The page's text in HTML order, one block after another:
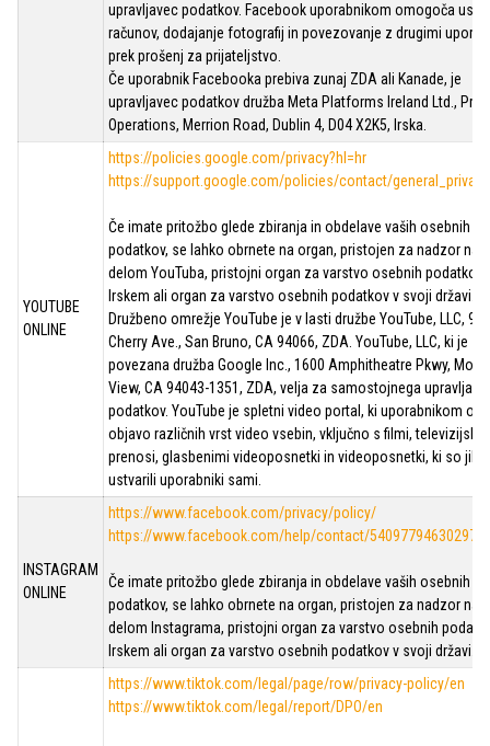
upravljavec podatkov. Facebook uporabnikom omogoča
računov, dodajanje fotografij in povezovanje z drugimi
prek prošenj za prijateljstvo.
Če uporabnik Facebooka prebiva zunaj ZDA ali Kanade, je
upravljavec podatkov družba Meta Platforms Ireland Ltd.,
Operations, Merrion Road, Dublin 4, D04 X2K5, Irska.
YOUTUBE
ONLINE
https://policies.google.com/privacy?hl=hr
https://support.google.com/policies/contact/
Če imate pritožbo glede zbiranja in obdelave vaših osebnih
podatkov, se lahko obrnete na organ, pristojen za nadzor nad
delom YouTuba, pristojni organ za varstvo osebnih podatkov
Irskem ali organ za varstvo osebnih podatkov v svoji državi.
Družbeno omrežje YouTube je v lasti družbe YouTube, LLC, 901
Cherry Ave., San Bruno, CA 94066, ZDA. YouTube, LLC, ki je
povezana družba Google Inc., 1600 Amphitheatre Pkwy,
View, CA 94043-1351, ZDA, velja za samostojnega
podatkov. YouTube je spletni video portal, ki uporabnikom
objavo različnih vrst video vsebin, vključno s filmi,
prenosi, glasbenimi videoposnetki in videoposnetki, ki so jih
ustvarili uporabniki sami.
INSTAGRAM
ONLINE
https://www.facebook.com/privacy/policy/
https://www.facebook.com/help/contact/540977946302970
Če imate pritožbo glede zbiranja in obdelave vaših osebnih
podatkov, se lahko obrnete na organ, pristojen za nadzor nad
delom Instagrama, pristojni organ za varstvo osebnih
Irskem ali organ za varstvo osebnih podatkov v svoji državi.
https://www.tiktok.com/legal/page/row/privacy-policy/en
https://www.tiktok.com/legal/report/DPO/en